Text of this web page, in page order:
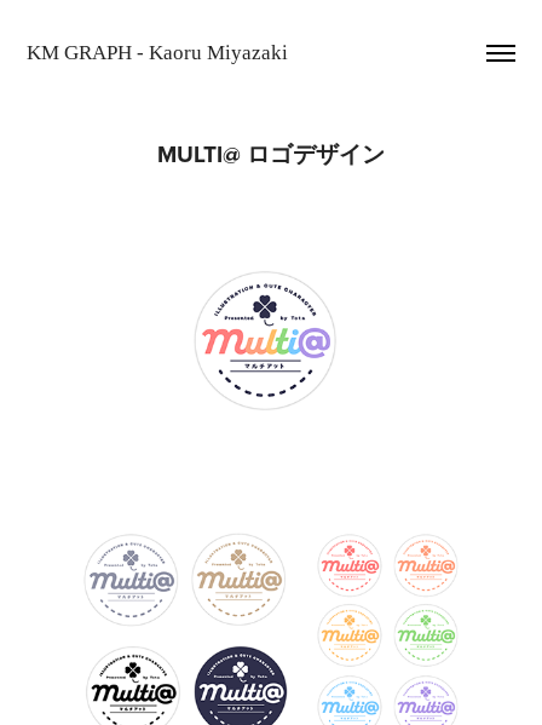
KM GRAPH - Kaoru Miyazaki
MULTI@ ロゴデザイン